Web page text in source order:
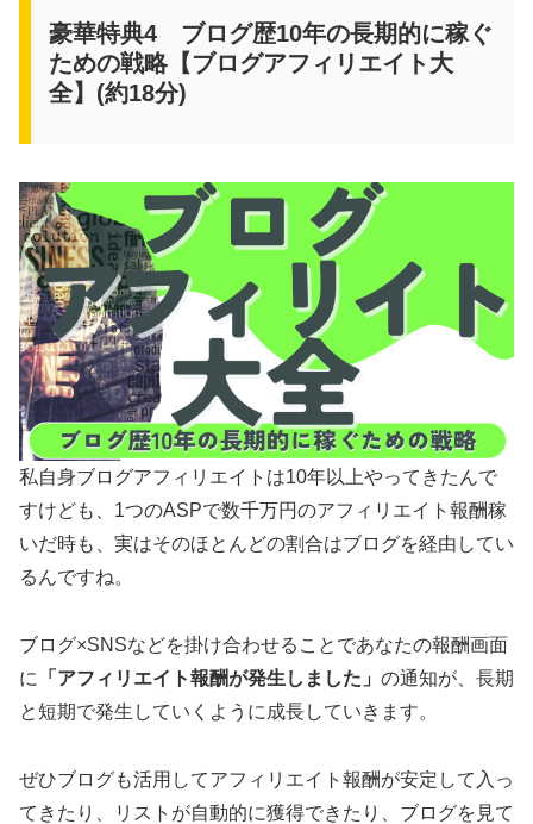
豪華特典4 ブログ歴10年の長期的に稼ぐ
ための戦略【ブログアフィリエイト大
全】(約18分)
私自身ブログアフィリエイトは10年以上やってきたんで
すけども、1つのASPで数千万円のアフィリエイト報酬稼
いだ時も、実はそのほとんどの割合はブログを経由してい
るんですね。
ブログ×SNSなどを掛け合わせることであなたの報酬画面
に
「アフィリエイト報酬が発生しました」 の通知が、長期
と短期で発生していくように成長していきます。
ぜひブログも活用してアフィリエイト報酬が安定して入っ
てきたり、リストが自動的に獲得できたり、ブログを見て